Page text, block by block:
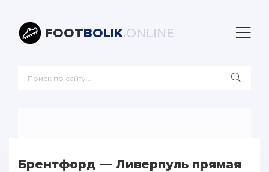
FOOTBOLIK.ONLINE
Брентфорд — Ливерпуль прямая